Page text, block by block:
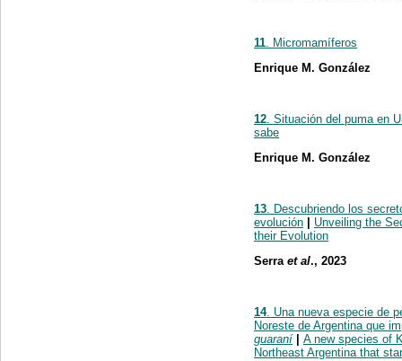
11. Micromamíferos
Enrique M. González
12. Situación del puma en
sabe
Enrique M. González
13. Descubriendo los
evolución
Unveiling the
their Evolution
Serra et al., 2023
14. Una nueva especie de
Noreste de Argentina que
guaraní
A new species of
Northeast Argentina that